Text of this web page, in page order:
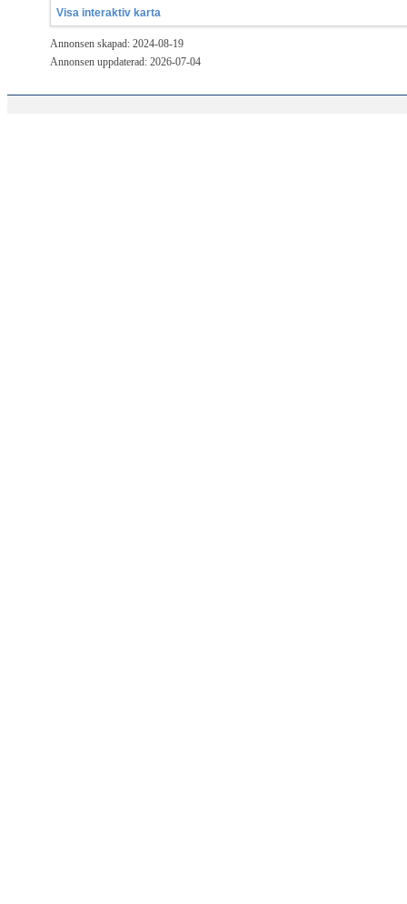
Visa interaktiv karta
Annonsen skapad: 2024-08-19
Annonsen uppdaterad: 2026-07-04